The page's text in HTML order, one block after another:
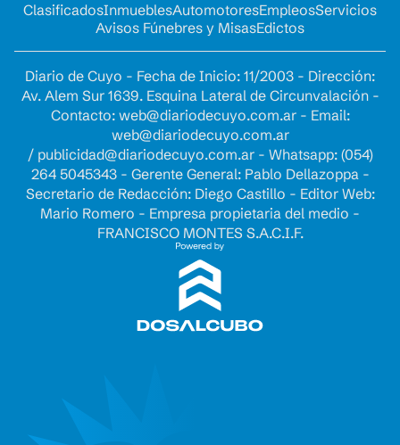
ClasificadosInmueblesAutomotoresEmpleosServicios
Avisos Fúnebres y MisasEdictos
Diario de Cuyo - Fecha de Inicio: 11/2003 - Dirección:
Av. Alem Sur 1639. Esquina Lateral de Circunvalación -
Contacto: web@diariodecuyo.com.ar- Email:
web@diariodecuyo.com.ar
/ publicidad@diariodecuyo.com.ar- Whatsapp: (054)
264 5045343 - Gerente General: Pablo Dellazoppa -
Secretario de Redacción: Diego Castillo - Editor Web:
Mario Romero - Empresa propietaria del medio -
FRANCISCO MONTES S.A.C.I.F.